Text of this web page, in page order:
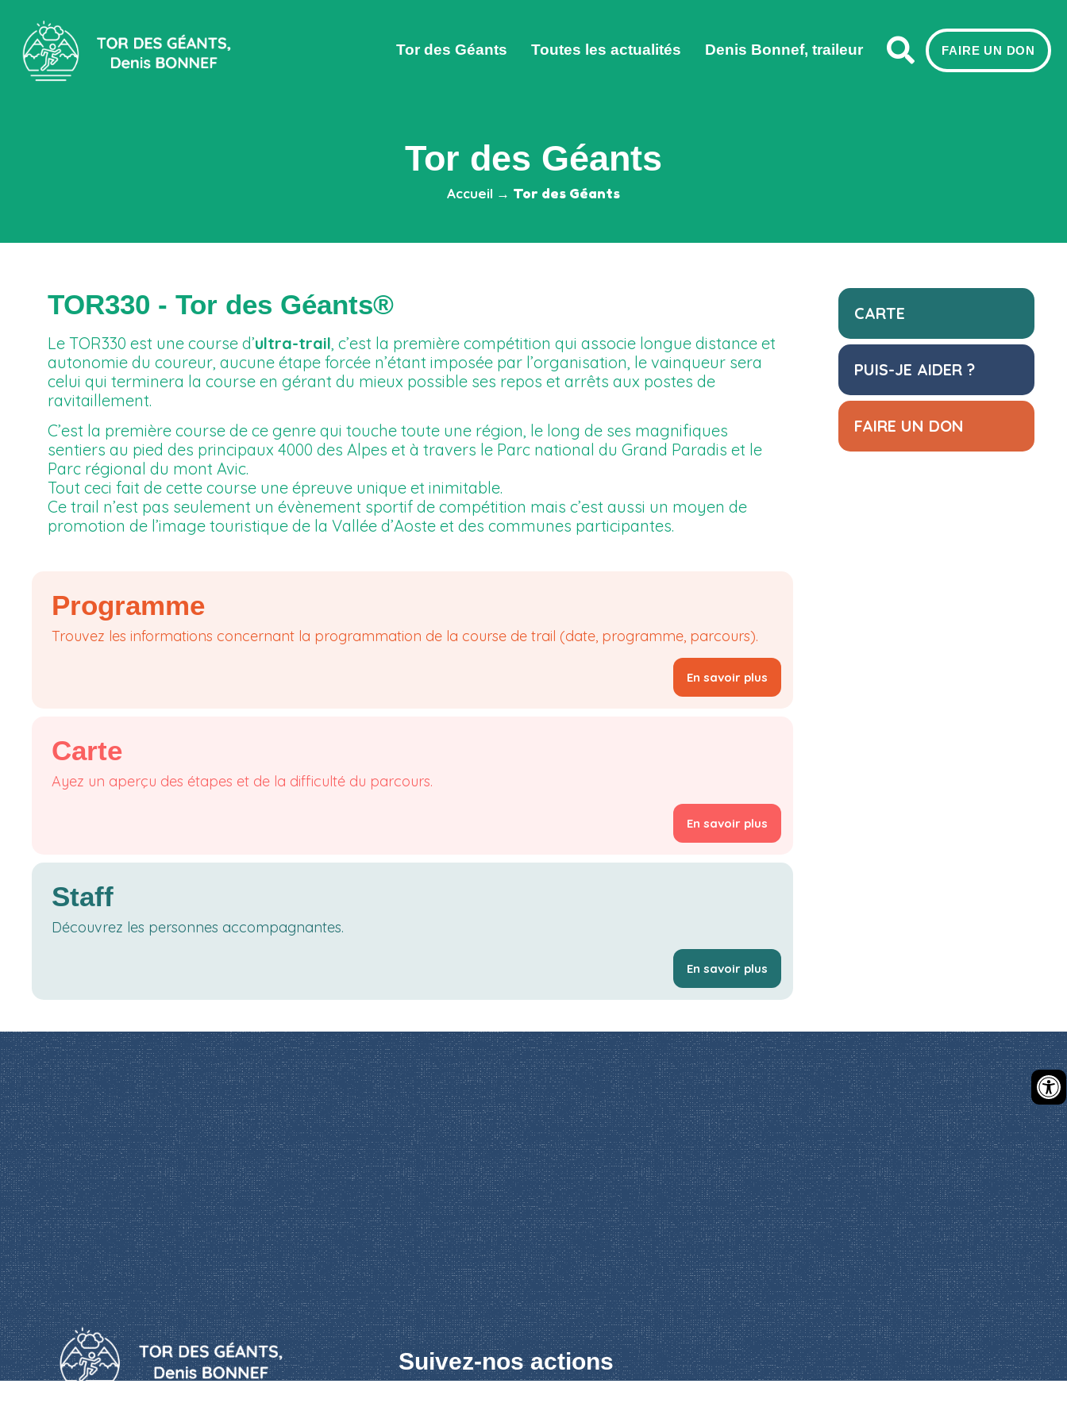
Tor des Géants Toutes les actualités Denis Bonnef, traileur FAIRE UN DON
Tor des Géants
Accueil → Tor des Géants
TOR330 - Tor des Géants®
Le TOR330 est une course d’ultra-trail , c’est la première compétition qui associe longue distance et
autonomie du coureur, aucune étape forcée n’étant imposée par l’organisation, le vainqueur sera
celui qui terminera la course en gérant du mieux possible ses repos et arrêts aux postes de
ravitaillement.
C’est la première course de ce genre qui touche toute une région, le long de ses magnifiques
sentiers au pied des principaux 4000 des Alpes et à travers le Parc national du Grand Paradis et le
Parc régional du mont Avic.
Tout ceci fait de cette course une épreuve unique et inimitable.
Ce trail n’est pas seulement un évènement sportif de compétition mais c’est aussi un moyen de
promotion de l’image touristique de la Vallée d’Aoste et des communes participantes.
Programme
Trouvez les informations concernant la programmation de la course de trail (date, programme, parcours).
En savoir plus
Carte
Ayez un aperçu des étapes et de la difficulté du parcours.
En savoir plus
Staff
Découvrez les personnes accompagnantes.
En savoir plus
CARTE
PUIS-JE AIDER ?
FAIRE UN DON
Suivez-nos actions